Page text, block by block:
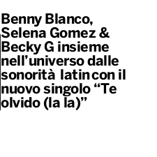
Benny Blanco,
Selena Gomez &
Becky G insieme
nell’universo dalle
sonorità latin con il
nuovo singolo “Te
olvido (la la)”